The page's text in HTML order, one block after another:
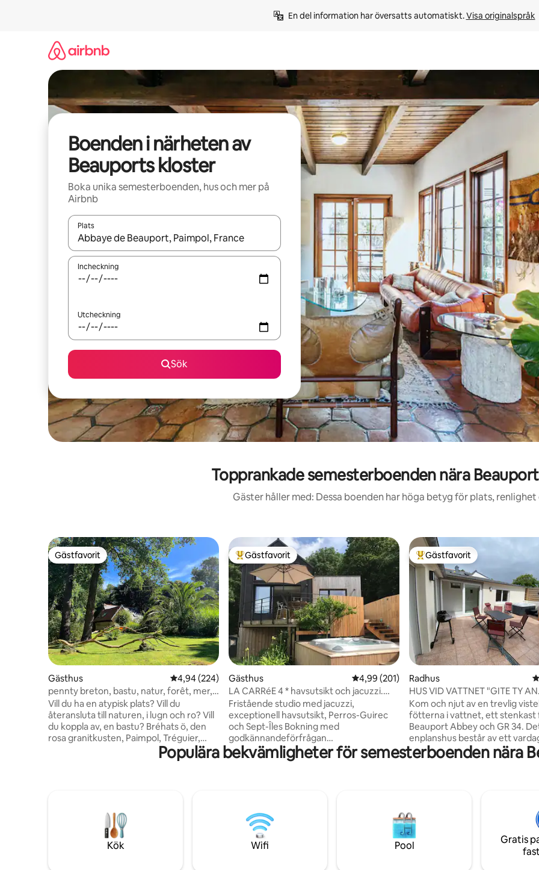
En del information har översatts automatiskt. Visa originalspråk
Boenden i närheten av
Beauports kloster
Boka unika semesterboenden, hus och mer på
Airbnb
Plats
När resultaten är tillgängliga kan du navigera med upp- och nedåtpilarna eller utforska genom att trycka eller svepa.
Incheckning
Utcheckning
Sök
Topprankade semesterboenden nära
Gäster håller med: Dessa boenden har höga betyg för plats, renlighet
Gästfavorit
Gästfavorit
Gästhus 4,94 av 5 i genomsnittligt betyg, 224 omdömen
4,94 (224)
pennty breton, bastu, natur, forêt, mer,
paimpol
Vill du ha en atypisk plats? Vill du
återansluta till naturen, i lugn och ro? Vill
du koppla av, en bastu? Bréhats ö, den
rosa granitkusten, Paimpol, Tréguier,
Pontrieux, Beauport ... Frestar det dig?
"Le coin perdu" är den perfekta platsen
det skyddat från vindarna. du kommer
att vara ensam, lugn, zen kenavo!
Populär gästfavorit
Gästfavorit
Gästhus 4,99 av 5 i genomsnittligt betyg, 201
4,99 (201)
LA CARRéE 4 * havsutsikt och jacuzzi.
Absolut lugn
Fristående studio med jacuzzi,
exceptionell havsutsikt, Perros-Guirec
och Sept-Îles Bokning med
godkännandeförfrågan
rekommenderas. Unna dig en
avkopplande paus i denna fristående
romantisk eller avkopplande vistelse.
jacuzzin, tillgänglig året runt, gör det
möjligt för dig att koppla av under alla
årstider.
Populär gästfavorit
Gästfavorit
Radhus
HUS VID VATTNET "GITE TY AN
TRAEZHENN"
Kom och njut av en trevlig
fötterna i vattnet, ett stenkast
Beauport Abbey och GR 34. Detta
enplanshus består av ett
ett fullt utrustat kök, ett
med en stor säng (160 * 200)
Lakan tillhandahålls, på
möjlighet att tillhandahålla
mot en avgift på 8 € per
Populära bekvämligheter för semesterboenden nära
Kök Wifi Pool
Gratis